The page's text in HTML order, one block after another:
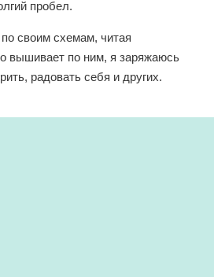
пробел.
своим схемам, читая
вышивает по ним, я заряжаюсь
радовать себя и других.